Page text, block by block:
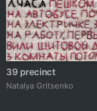
39 precinct
Natalya Gritsenko